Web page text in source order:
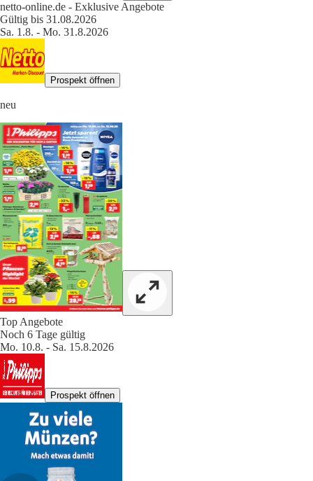
netto-online.de - Exklusive Angebote
Gültig bis 31.08.2026
Sa. 1.8. - Mo. 31.8.2026
Prospekt öffnen
neu
Top Angebote
Noch 6 Tage gültig
Mo. 10.8. - Sa. 15.8.2026
Prospekt öffnen